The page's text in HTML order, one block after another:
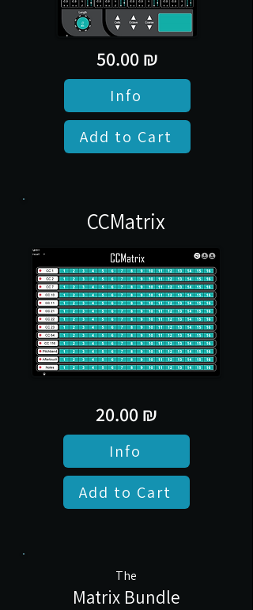
50.00 ₪
Info
Add to Cart
CCMatrix
20.00 ₪
Info
Add to Cart
The
Matrix Bundle